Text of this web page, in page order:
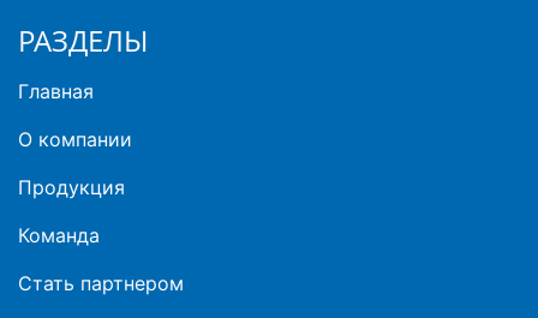
РАЗДЕЛЫ
Главная
О компании
Продукция
Команда
Стать партнером